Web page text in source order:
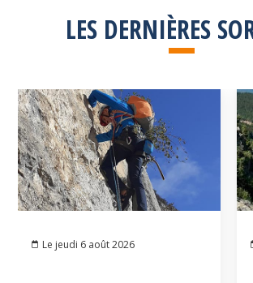
LES DERNIÈRES
Le jeudi 6 août 2026